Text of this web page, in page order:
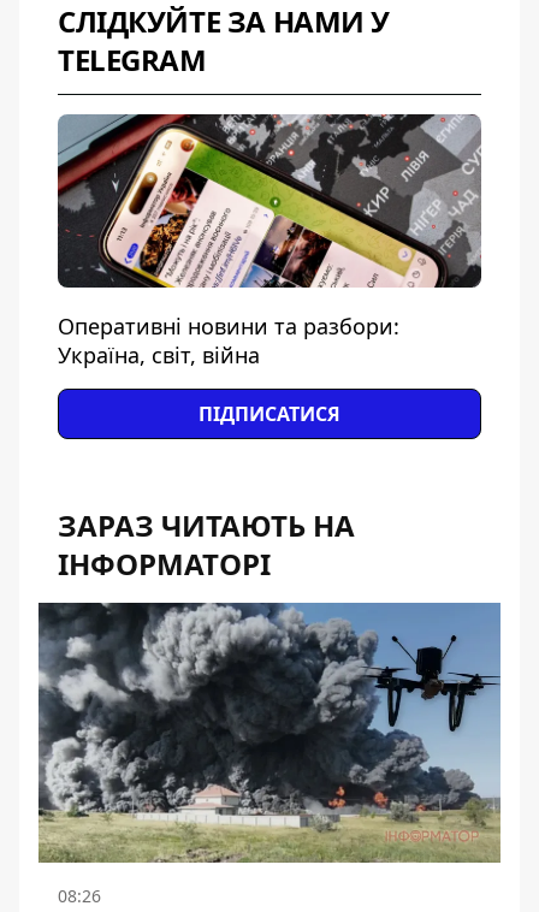
СЛІДКУЙТЕ ЗА НАМИ У
TELEGRAM
Оперативні новини та разбори:
Україна, світ, війна
ПІДПИСАТИСЯ
ЗАРАЗ ЧИТАЮТЬ НА
ІНФОРМАТОРІ
08:26